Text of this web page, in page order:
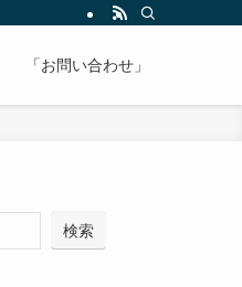
「お問い合わせ」
検索